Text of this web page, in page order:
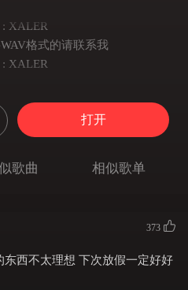
XALER
格式的请联系我
XALER
打开
歌曲 相似歌单
373
西不太理想 下次放假一定好好